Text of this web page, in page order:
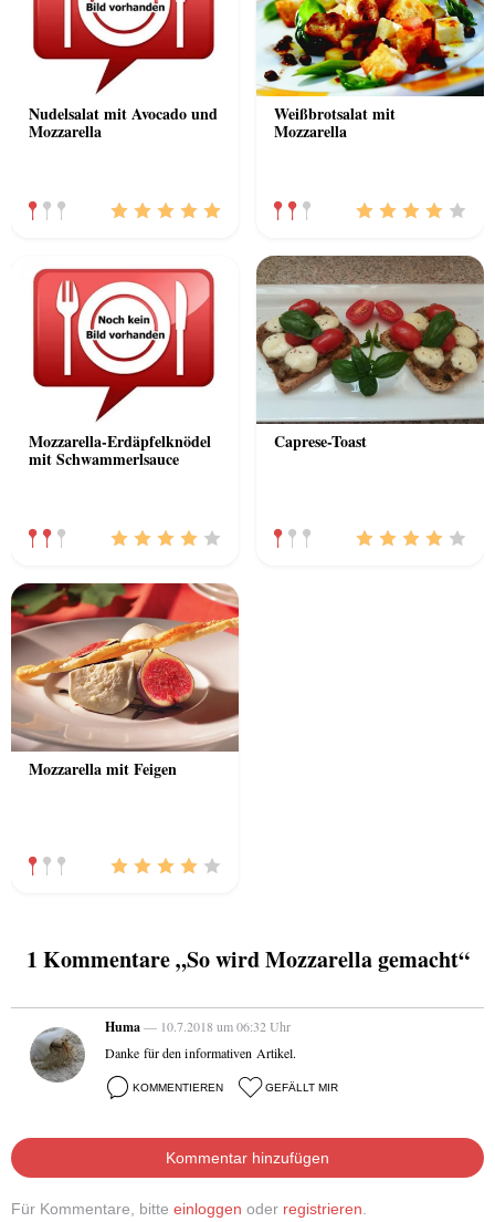
Nudelsalat mit Avocado und
Mozzarella
Weißbrotsalat mit
Mozzarella
Mozzarella-Erdäpfelknödel
mit Schwammerlsauce
Caprese-Toast
Mozzarella mit Feigen
1 Kommentare „So wird Mozzarella gemacht“
Huma— 10.7.2018 um 06:32 Uhr
Danke für den informativen Artikel.
KOMMENTIEREN GEFÄLLT MIR
Kommentar hinzufügen
Für Kommentare, bitte einloggen oder registrieren